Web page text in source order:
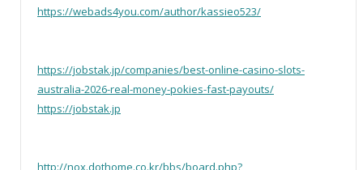
https://webads4you.com/author/kassieo523/
https://jobstak.jp/companies/best-online-casino-slots-
australia-2026-real-money-pokies-fast-payouts/
https://jobstak.jp
http://nox.dothome.co.kr/bbs/board.php?